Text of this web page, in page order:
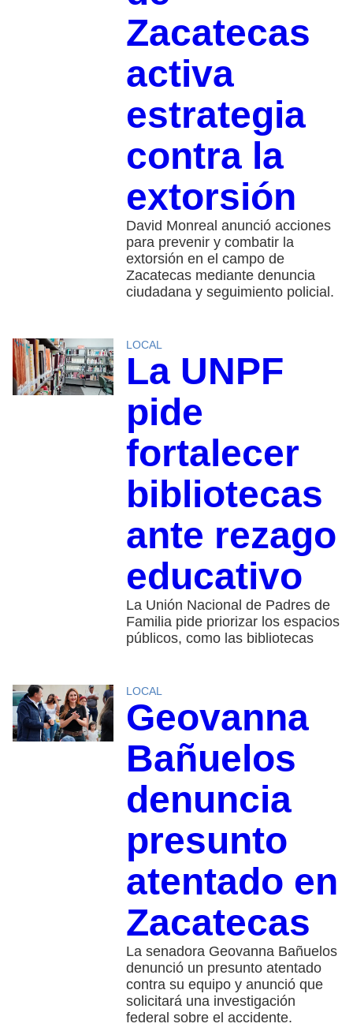
Zacatecas
activa
estrategia
contra la
extorsión
David Monreal anunció acciones
para prevenir y combatir la
extorsión en el campo de
Zacatecas mediante denuncia
ciudadana y seguimiento policial.
LOCAL
La UNPF
pide
fortalecer
bibliotecas
ante rezago
educativo
La Unión Nacional de Padres de
Familia pide priorizar los espacios
públicos, como las bibliotecas
LOCAL
Geovanna
Bañuelos
denuncia
presunto
atentado en
Zacatecas
La senadora Geovanna Bañuelos
denunció un presunto atentado
contra su equipo y anunció que
solicitará una investigación
federal sobre el accidente.